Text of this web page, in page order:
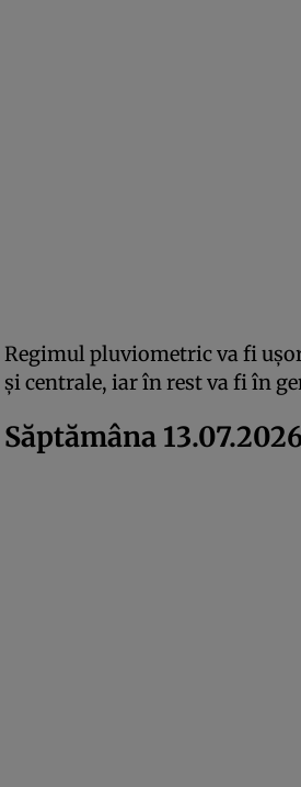
Regimul pluviometric va fi
și centrale, iar în rest va fi în
Săptămâna